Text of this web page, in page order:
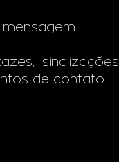
sinalizações,
de contato.